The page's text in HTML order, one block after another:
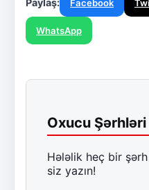
Facebook
WhatsApp
Oxucu Şərhləri
Hələlik heç bir şərh
siz yazın!